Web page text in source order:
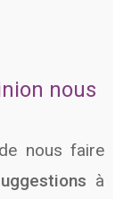
nous
nous faire
à